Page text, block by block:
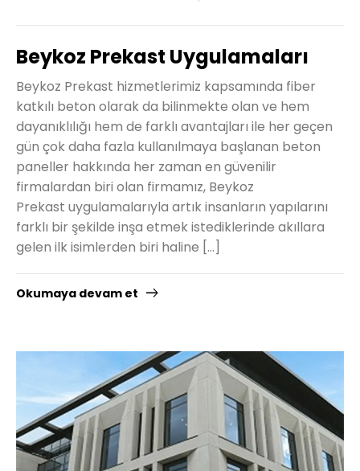
Beykoz Prekast Uygulamaları
Beykoz Prekast hizmetlerimiz kapsamında fiber
katkılı beton olarak da bilinmekte olan ve hem
dayanıklılığı hem de farklı avantajları ile her geçen
gün çok daha fazla kullanılmaya başlanan beton
paneller hakkında her zaman en güvenilir
firmalardan biri olan firmamız, Beykoz
Prekast uygulamalarıyla artık insanların yapılarını
farklı bir şekilde inşa etmek istediklerinde akıllara
gelen ilk isimlerden biri haline […]
Okumaya devam et